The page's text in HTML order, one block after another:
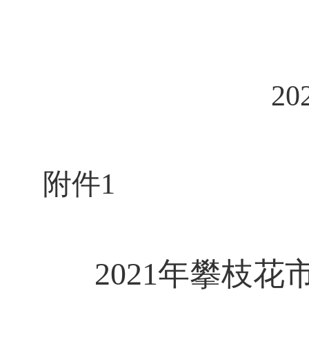
附件1
2021年攀枝花